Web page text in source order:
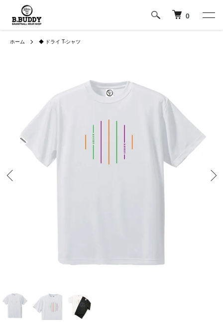
0
ホーム ◆ ドライ T-シャツ